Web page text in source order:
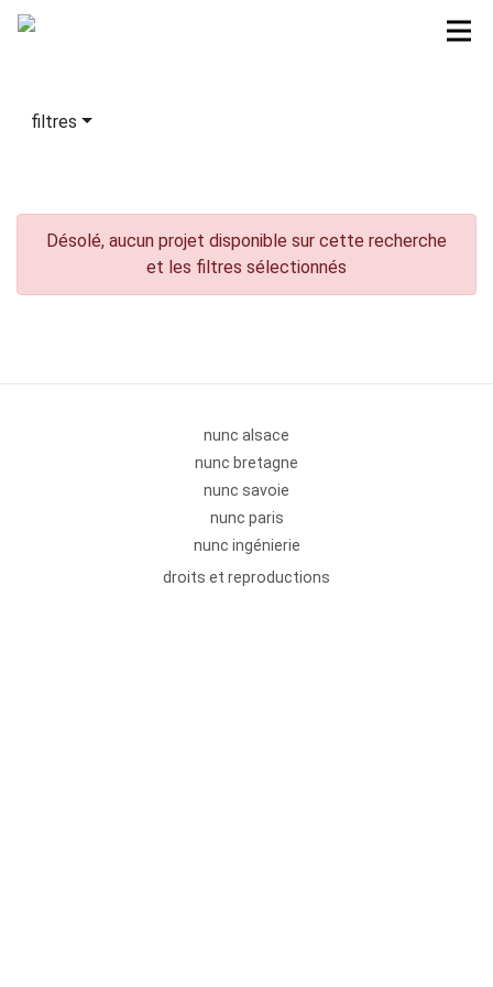
filtres
Désolé, aucun projet disponible sur cette recherche
et les filtres sélectionnés
nunc alsace
nunc bretagne
nunc savoie
nunc paris
nunc ingénierie
droits et reproductions